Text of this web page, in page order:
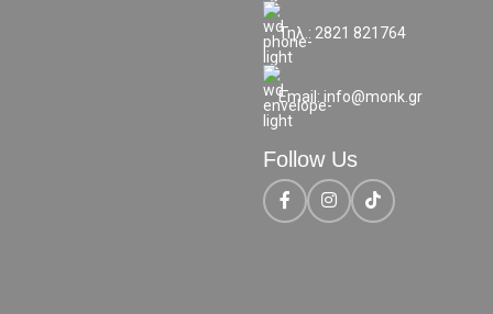
Τηλ.: 2821 821764
Email: info@monk.gr
Follow Us